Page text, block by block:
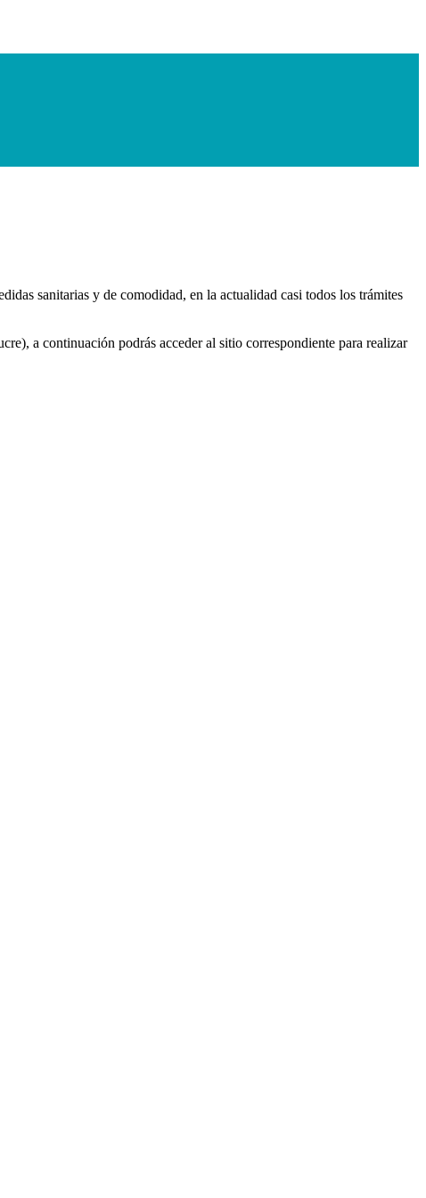
sanitarias y de comodidad, en la actualidad casi todos los trámites
a continuación podrás acceder al sitio correspondiente para realizar